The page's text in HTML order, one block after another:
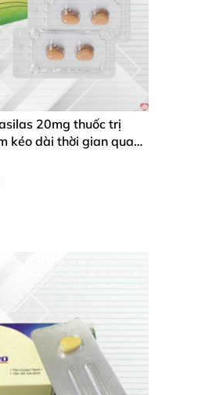
20mg thuốc trị
kéo dài thời gian quan